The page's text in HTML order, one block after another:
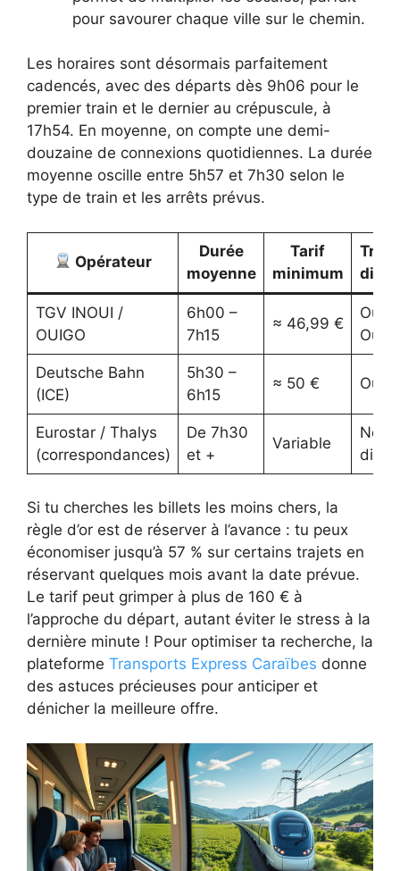
pour savourer chaque ville sur le chemin.
Les horaires sont désormais parfaitement
cadencés, avec des départs dès 9h06 pour le
premier train et le dernier au crépuscule, à
17h54. En moyenne, on compte une demi-
douzaine de connexions quotidiennes. La durée
moyenne oscille entre 5h57 et 7h30 selon le
type de train et les arrêts prévus.
Opérateur
Durée
moyenne
Tarif
minimum
TGV INOUI /
OUIGO
6h00 –
7h15
≈ 46,99 €
Oui /
Oui
Deutsche Bahn
(ICE)
5h30 –
6h15
≈ 50 € Oui
Eurostar / Thalys
(correspondances)
De 7h30
et +
Variable
Non
direct
Si tu cherches les billets les moins chers, la
règle d’or est de réserver à l’avance : tu peux
économiser jusqu’à 57 % sur certains trajets en
réservant quelques mois avant la date prévue.
Le tarif peut grimper à plus de 160 € à
l’approche du départ, autant éviter le stress à la
dernière minute ! Pour optimiser ta recherche, la
plateforme Transports Express Caraïbes donne
des astuces précieuses pour anticiper et
dénicher la meilleure offre.